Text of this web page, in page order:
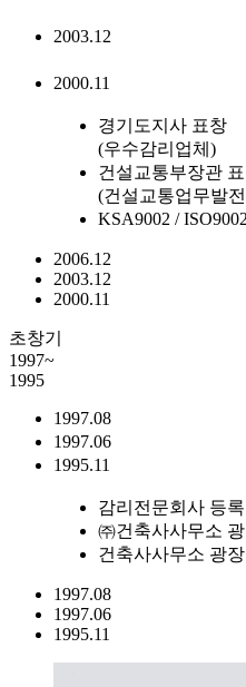
2003.12
2000.11
경기도지사 표창
(우수감리업체)
건설교통부장관
(건설교통업무발
KSA9002 /
2006.12
2003.12
2000.11
초창기
1997~
1995
1997.08
1997.06
1995.11
감리전문회사 등록
㈜건축사사무소
건축사사무소 광
1997.08
1997.06
1995.11